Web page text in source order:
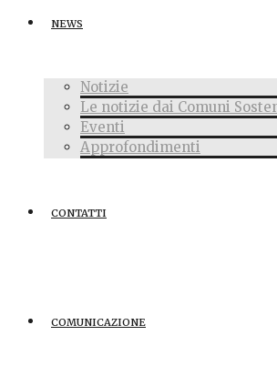
NEWS
Notizie
Le notizie dai Comuni
Eventi
Approfondimenti
CONTATTI
COMUNICAZIONE